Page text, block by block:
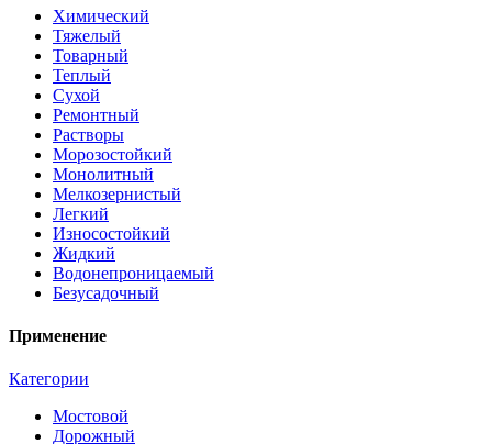
Химический
Тяжелый
Товарный
Теплый
Сухой
Ремонтный
Растворы
Морозостойкий
Монолитный
Мелкозернистый
Легкий
Износостойкий
Жидкий
Водонепроницаемый
Безусадочный
Применение
Категории
Мостовой
Дорожный